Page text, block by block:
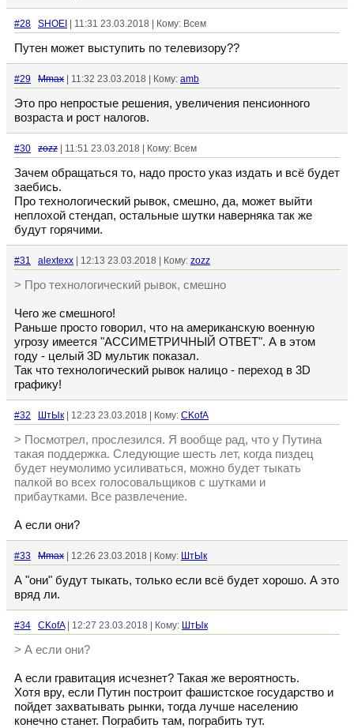
#28 SHOEI | 11:31 23.03.2018 | Кому: Всем
Путен может выступить по телевизору??
#29 Mmax | 11:32 23.03.2018 | Кому: amb
Это про непростые решения, увеличения пенсионного
возраста и рост налогов.
#30 zozz | 11:51 23.03.2018 | Кому: Всем
Зачем обращаться то, надо просто указ издать и всё будет
заебись.
Про технологический рывок, смешно, да, может выйти
неплохой стендап, остальные шутки наверняка так же
будут горячими.
#31 alextexx | 12:13 23.03.2018 | Кому: zozz
> Про технологический рывок, смешно
Чего же смешного!
Раньше просто говорил, что на американскую военную
угрозу имеется "АССИМЕТРИЧНЫЙ ОТВЕТ". А в этом
году - целый 3D мультик показал.
Так что технологический рывок налицо - переход в 3D
графику!
#32 ШтЫк | 12:23 23.03.2018 | Кому: CKofA
> Посмотрел, прослезился. Я вообще рад, что у Путина
такая поддержка. Следующие шесть лет, когда пиздец
будет неумолимо усиливаться, можно будет тыкать
палкой во всех голосовальщиков с шутками и
прибаутками. Все развлечение.
А если они?
#33 Mmax | 12:26 23.03.2018 | Кому: ШтЫк
А "они" будут тыкать, только если всё будет хорошо. А это
вряд ли.
#34 CKofA| 12:27 23.03.2018 | Кому: ШтЫк
> А если они?
А если гравитация исчезнет? Такая же вероятность.
Хотя вру, если Путин построит фашистское государство и
пойдет захватывать рынки, тогда лучше населению
конечно станет. Пограбить там, пограбить тут.